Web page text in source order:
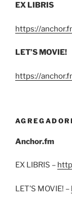
EX LIBRIS
https://
LET’S MOVIE!
https://
Anchor.fm
EX LIBRIS –
LET’S MOVIE! –